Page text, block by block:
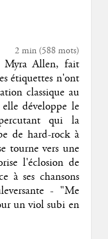
2 min(588 mots)
Myra Allen, fait
étiquettes n'ont
classique au
développe le
qui la
de hard-rock à
tourne vers une
l'éclosion de
à ses chansons
- "Me
un viol subi en